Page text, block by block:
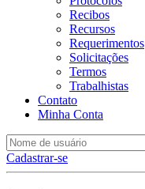
Recibos
Recursos
Requerimentos
Solicitações
Termos
Trabalhistas
Contato
Minha Conta
Cadastrar-se